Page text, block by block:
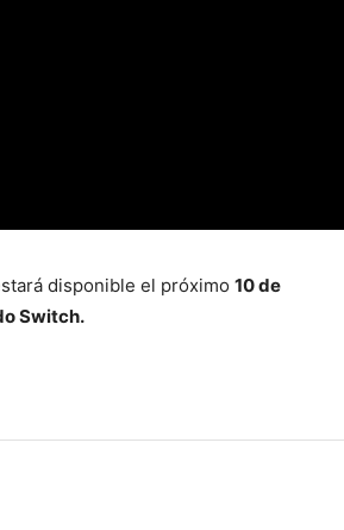
disponible el próximo 10 de
Switch.